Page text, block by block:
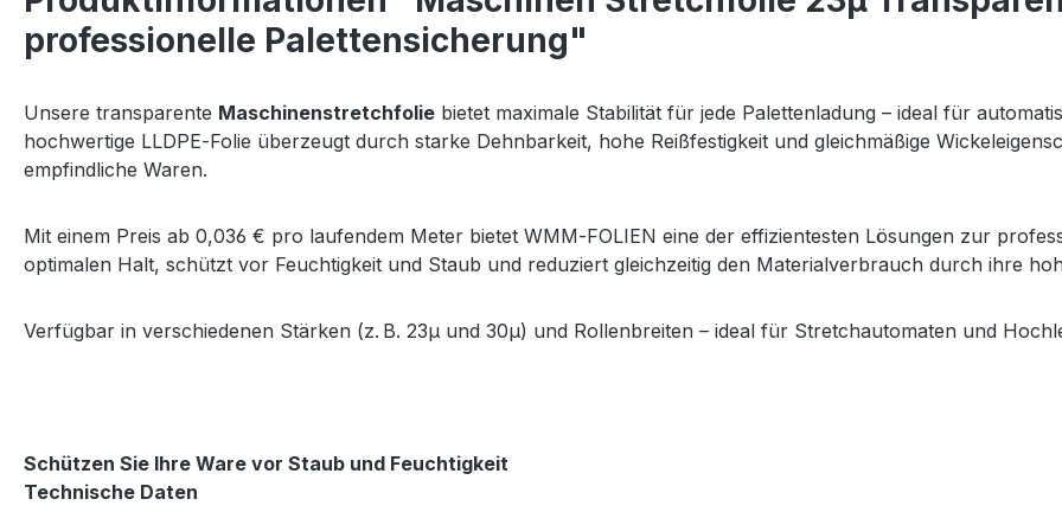
professionelle Paletten­sicherung"
Unsere transparente Maschinenstretchfolie bietet maximale Stabilität für jede Palettenladung – ideal für
hochwertige LLDPE‑Folie überzeugt durch starke Dehnbarkeit, hohe Reißfestigkeit und gleichmäßige
empfindliche Waren.
Mit einem Preis ab 0,036 € pro laufendem Meter bietet WMM‑FOLIEN eine der effizientesten Lösungen zur
optimalen Halt, schützt vor Feuchtigkeit und Staub und reduziert gleichzeitig den Materialverbrauch durch ihre
Verfügbar in verschiedenen Stärken (z. B. 23µ und 30µ) und Rollenbreiten – ideal für Stretchautomaten und
Schützen Sie Ihre Ware vor Staub und Feuchtigkeit
Technische Daten